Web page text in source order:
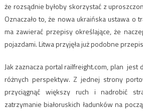
że rozsądnie byłoby skorzystać z
Oznaczało to, że nowa ukraińska ustawa o
ma zawierać przepisy określające, że
pojazdami. Litwa przyjęła już podobne
Jak zaznacza portal railfreight.com, plan jest
różnych perspektyw. Z jednej strony
przyciągnąć większy ruch i nadrobić
zatrzymanie białoruskich ładunków na